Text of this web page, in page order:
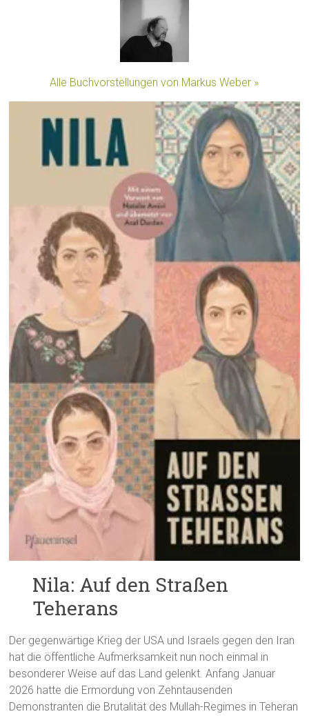
Alle Buchvorstellungen von Markus Weber »
Nila: Auf den Straßen
Teherans
Der gegenwärtige Krieg der USA und Israels gegen den Iran
hat die öffentliche Aufmerksamkeit nun noch einmal in
besonderer Weise auf das Land gelenkt. Anfang Januar
2026 hatte die Ermordung von Zehntausenden
Demonstranten die Brutalität des Mullah-Regimes in Teheran